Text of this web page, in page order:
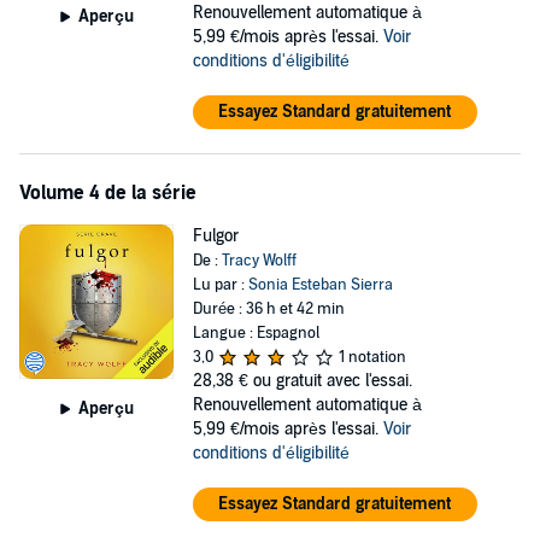
Aperçu
Renouvellement automatique à
5,99 €/mois après l'essai. Voir
conditions d'éligibilité
Essayez Standard gratuitement
Volume 4 de la série
Aperçu
Fulgor
De :Tracy Wolff
Lu par :Sonia Esteban Sierra
Durée : 36 h et 42 min
Langue : Espagnol
3,0
1 notation
28,38 € ou gratuit avec l'essai.
Renouvellement automatique à
5,99 €/mois après l'essai. Voir
conditions d'éligibilité
Essayez Standard gratuitement